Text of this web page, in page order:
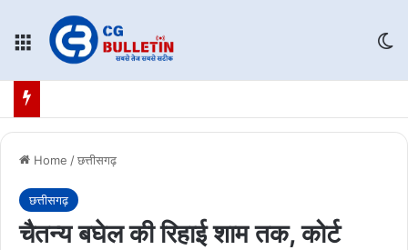
Menu
Home /छत्तीसगढ़
छत्तीसगढ़
चैतन्य बघेल की रिहाई शाम तक, कोर्ट